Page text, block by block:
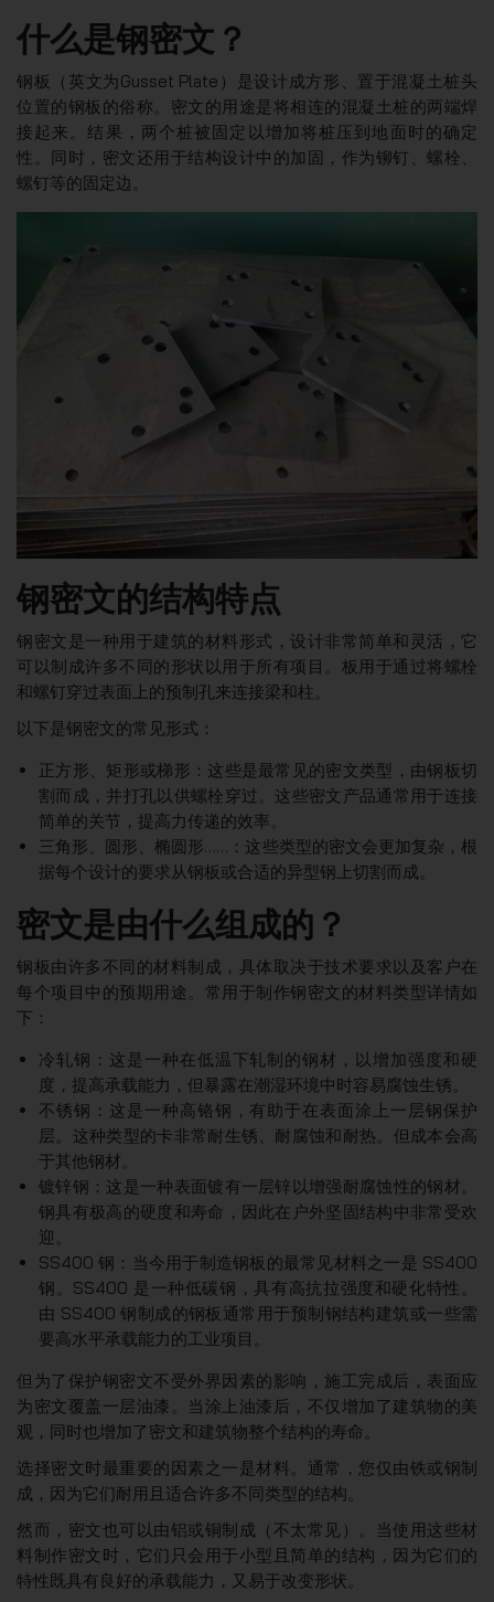
什么是钢密文？
钢板（英文为Gusset Plate）是设计成方形、置于混凝土桩头
位置的钢板的俗称。密文的用途是将相连的混凝土桩的两端焊
接起来。结果，两个桩被固定以增加将桩压到地面时的确定
性。同时，密文还用于结构设计中的加固，作为铆钉、螺栓、
螺钉等的固定边。
钢密文的结构特点
钢密文是一种用于建筑的材料形式，设计非常简单和灵活，它
可以制成许多不同的形状以用于所有项目。板用于通过将螺栓
和螺钉穿过表面上的预制孔来连接梁和柱。
以下是钢密文的常见形式：
正方形、矩形或梯形：这些是最常见的密文类型，由钢板切
割而成，并打孔以供螺栓穿过。这些密文产品通常用于连接
简单的关节，提高力传递的效率。
三角形、圆形、椭圆形……：这些类型的密文会更加复杂，根
据每个设计的要求从钢板或合适的异型钢上切割而成。
密文是由什么组成的？
钢板由许多不同的材料制成，具体取决于技术要求以及客户在
每个项目中的预期用途。常用于制作钢密文的材料类型详情如
下：
冷轧钢：这是一种在低温下轧制的钢材，以增加强度和硬
度，提高承载能力，但暴露在潮湿环境中时容易腐蚀生锈。
不锈钢：这是一种高铬钢，有助于在表面涂上一层钢保护
层。这种类型的卡非常耐生锈、耐腐蚀和耐热。但成本会高
于其他钢材。
镀锌钢：这是一种表面镀有一层锌以增强耐腐蚀性的钢材。
钢具有极高的硬度和寿命，因此在户外坚固结构中非常受欢
迎。
SS400 钢：当今用于制造钢板的最常见材料之一是 SS400
钢。SS400 是一种低碳钢，具有高抗拉强度和硬化特性。
由 SS400 钢制成的钢板通常用于预制钢结构建筑或一些需
要高水平承载能力的工业项目。
但为了保护钢密文不受外界因素的影响，施工完成后，表面应
为密文覆盖一层油漆。当涂上油漆后，不仅增加了建筑物的美
观，同时也增加了密文和建筑物整个结构的寿命。
选择密文时最重要的因素之一是材料。通常，您仅由铁或钢制
成，因为它们耐用且适合许多不同类型的结构。
然而，密文也可以由铝或铜制成（不太常见）。当使用这些材
料制作密文时，它们只会用于小型且简单的结构，因为它们的
特性既具有良好的承载能力，又易于改变形状。